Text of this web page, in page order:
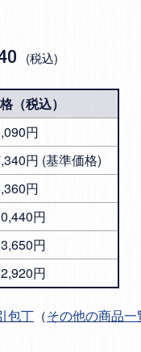
税込
（税込）
円
円 (基準価格)
円
円
円
円
包丁 （その他の商品一